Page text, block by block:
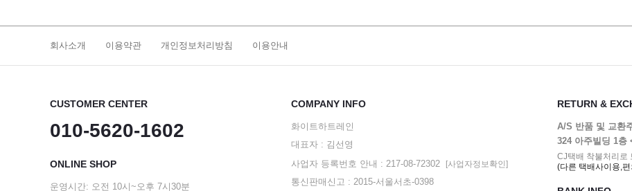
회사소개 이용약관 개인정보처리방침 이용안내
CUSTOMER CENTER
010-5620-1602
ONLINE SHOP
운영시간: 오전 10시~오후 7시30분
COMPANY INFO
화이트하트레인
대표자 : 김선영
사업자 등록번호 안내 : 217-08-72302
[사업자정보확인]
통신판매신고 : 2015-서울서초-0398
RETURN &
A/S 반품 및 교환
324 아주빌딩 1층
CJ택배 착불처리로
(다른 택배사이용,